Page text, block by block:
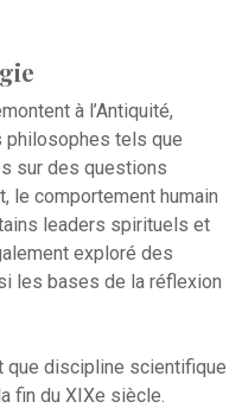
à l’Antiquité,
philosophes tels que
sur des questions
le comportement humain
leaders spirituels et
exploré des
les bases de la réflexion
que discipline scientifique
fin du XIXe siècle.